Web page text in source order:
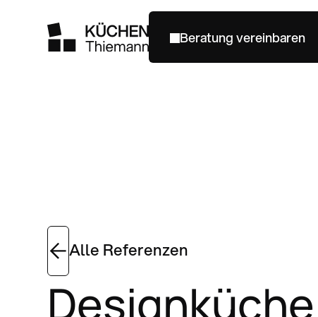
Beratung vereinbaren
Alle Referenzen